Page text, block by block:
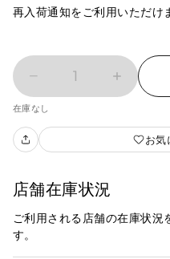
再入荷通知をご利用いただけ
1
在庫なし
お気
店舗在庫状況
ご利用される店舗の在庫状況
す。